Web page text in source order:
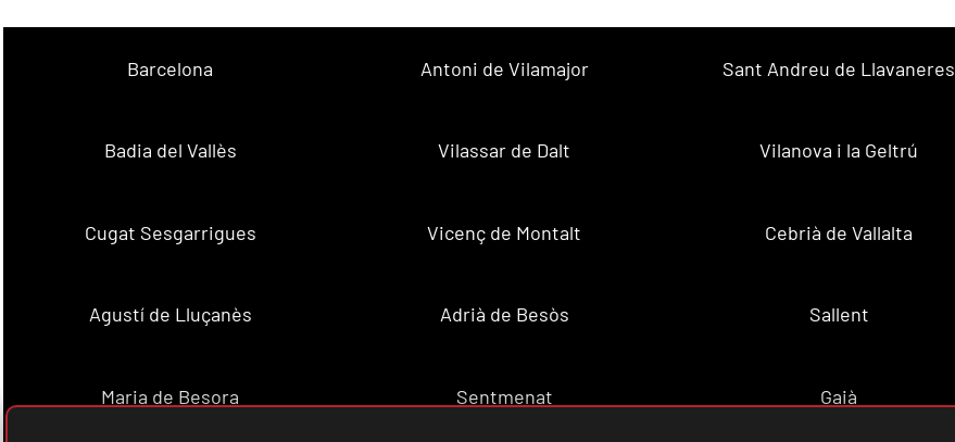
Barcelona Antoni de Vilamajor Sant Andreu de Llavaneres
Badia del Vallès Vilassar de Dalt Vilanova i la Geltrú
Cugat Sesgarrigues Vicenç de Montalt Cebrià de Vallalta
Agustí de Lluçanès Adrià de Besòs Sallent
Maria de Besora Sentmenat Gaià